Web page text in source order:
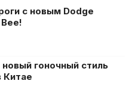
с новым Dodge
гоночный стиль
Китае